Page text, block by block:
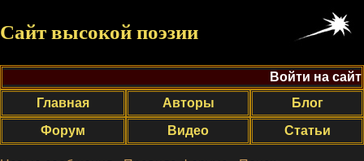
Сайт высокой поэзии
Войти на сайт
Главная
Авторы
Блог
Форум
Видео Статьи